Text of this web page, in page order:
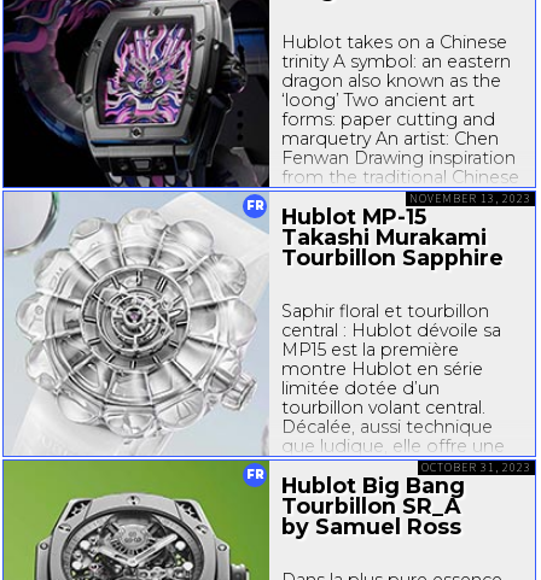
« Pour...
Hublot takes on a Chinese
trinity A symbol: an eastern
dragon also known as the
‘loong’ Two ancient art
forms: paper cutting and
marquetry An artist: Chen
Fenwan Drawing inspiration
from the traditional Chinese
art of paper cutting, the
Spirit of Big Bang Titanium
Dragon layers its hands,
wheels...
FR Hublot MP-15
Takashi Murakami
Tourbillon Sapphire
Saphir floral et tourbillon
central : Hublot dévoile sa
MP15 est la première
montre Hublot en série
limitée dotée d’un
tourbillon volant central.
Décalée, aussi technique
que ludique, elle offre une
interprétation magistrale
des effets visuels du saphir.
« Nos...
NOVEMBER 13, 2023
FR
Hublot Big Bang
Tourbillon SR_A
by Samuel Ross
OCTOBER 31, 2023